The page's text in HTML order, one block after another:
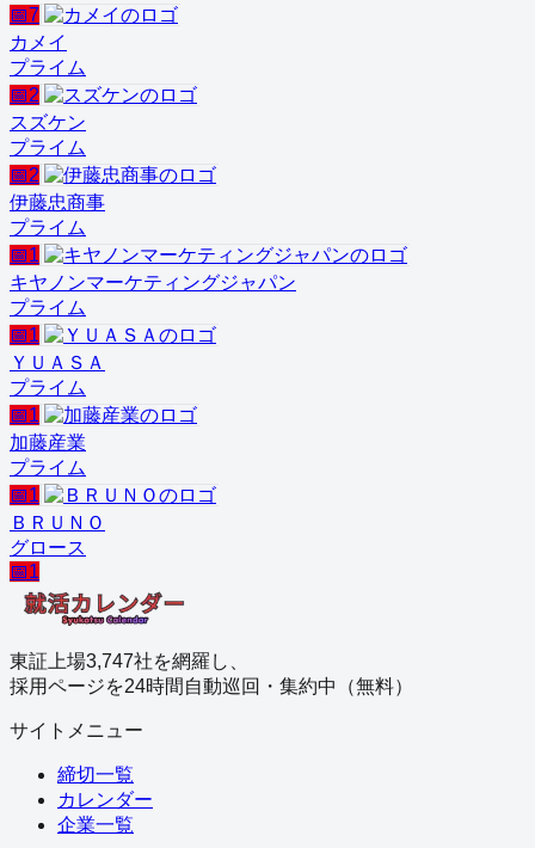
📅7
カメイ
プライム
📅2
スズケン
プライム
📅2
伊藤忠商事
プライム
📅1
キヤノンマーケティングジャパン
プライム
📅1
ＹＵＡＳＡ
プライム
📅1
加藤産業
プライム
📅1
ＢＲＵＮＯ
グロース
📅1
東証上場3,747社を網羅し、
採用ページを24時間自動巡回・集約中（無料）
サイトメニュー
締切一覧
カレンダー
企業一覧